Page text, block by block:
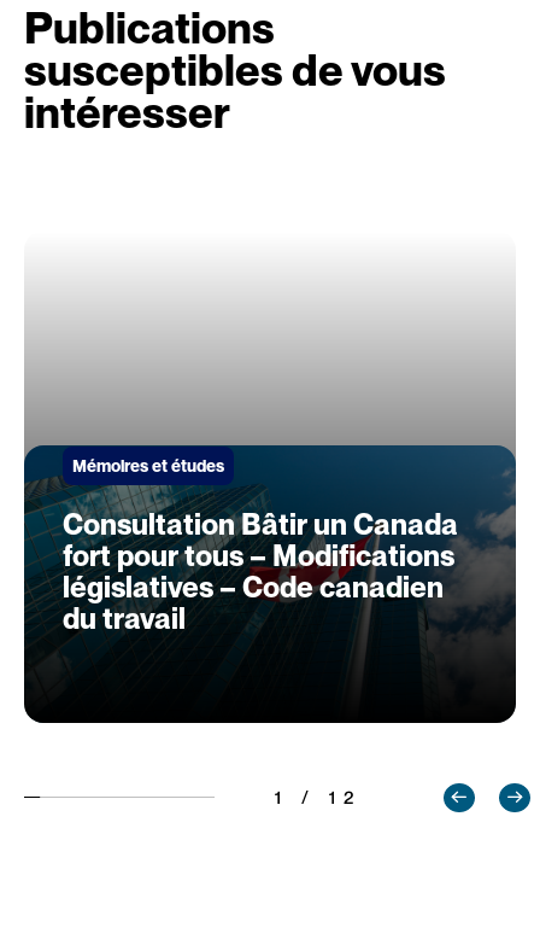
Publications
susceptibles de vous
intéresser
Mémoires et études
Consultation Bâtir un Canada
fort pour tous – Modifications
législatives – Code canadien
du travail
1 / 12